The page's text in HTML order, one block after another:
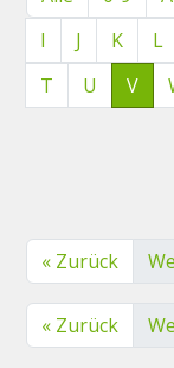
I
J K L
T
U V
« Zurück
« Zurück